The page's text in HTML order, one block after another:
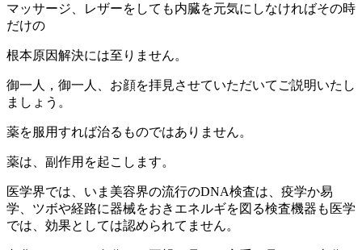
マッサージ、レザーをしても内臓を元気にしなければその時
だけの
根本原因解決には至りません。
御一人，御一人、お顔を拝見させていただいてご説明いたし
ましょう。
薬を服用すれば治るものではありません。
薬は、副作用を起こします。
医学界では、いま美容界の流行のDNA検査は、疫学か易
学、ツボや経路に器械をおきエネルギを図る検査機器も医学
では、効果としては認められてません。